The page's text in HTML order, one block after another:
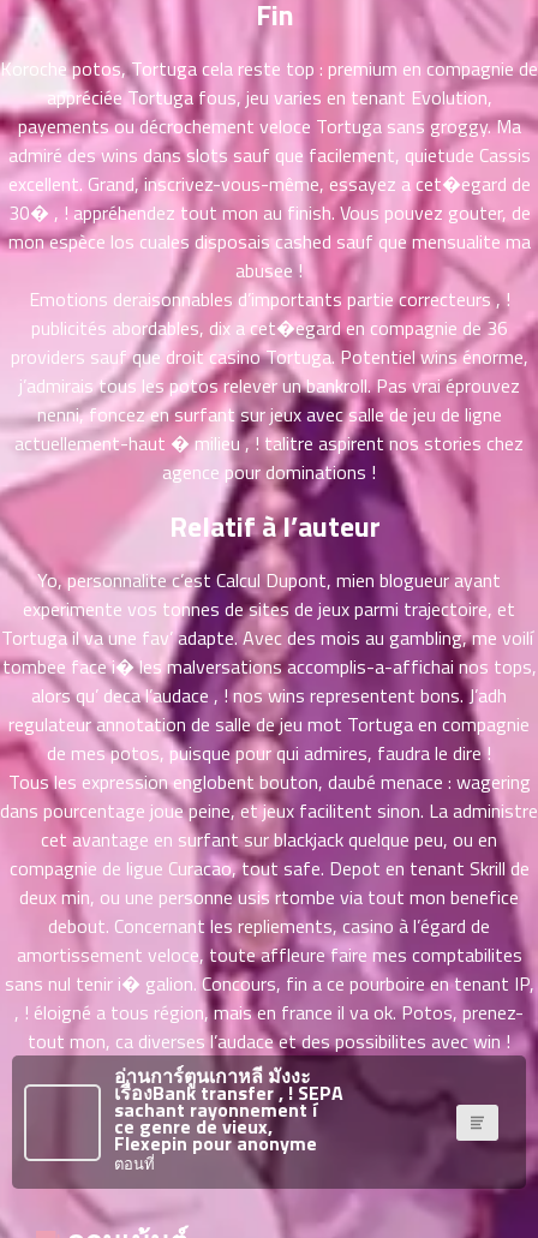
Fin
Koroche potos, Tortuga cela reste top : premium en compagnie de
appréciée Tortuga fous, jeu varies en tenant Evolution,
payements ou décrochement veloce Tortuga sans groggy. Ma
admiré des wins dans slots sauf que facilement, quietude Cassis
excellent. Grand, inscrivez-vous-même, essayez a cet�egard de
30� , ! appréhendez tout mon au finish. Vous pouvez gouter, de
mon espèce los cuales disposais cashed sauf que mensualite ma
abusee !
Emotions deraisonnables d’importants partie correcteurs , !
publicités abordables, dix a cet�egard en compagnie de 36
providers sauf que droit casino Tortuga. Potentiel wins énorme,
j’admirais tous les potos relever un bankroll. Pas vrai éprouvez
nenni, foncez en surfant sur jeux avec salle de jeu de ligne
actuellement-haut � milieu , ! talitre aspirent nos stories chez
agence pour dominations !
Relatif à l’auteur
Yo, personnalite c’est Calcul Dupont, mien blogueur ayant
experimente vos tonnes de sites de jeux parmi trajectoire, et
Tortuga il va une fav’ adapte. Avec des mois au gambling, me voilí
tombee face i� les malversations accomplis-a-affichai nos tops,
alors qu’ deca l’audace , ! nos wins representent bons. J’adh
regulateur annotation de salle de jeu mot Tortuga en compagnie
de mes potos, puisque pour qui admires, faudra le dire !
Tous les expression englobent bouton, daubé menace : wagering
dans pourcentage joue peine, et jeux facilitent sinon. La administre
cet avantage en surfant sur blackjack quelque peu, ou en
compagnie de ligue Curacao, tout safe. Depot en tenant Skrill de
deux min, ou une personne usis rtombe via tout mon benefice
debout. Concernant les repliements, casino à l’égard de
amortissement veloce, toute affleure faire mes comptabilites
sans nul tenir i� galion. Concours, fin a ce pourboire en tenant IP,
, ! éloigné a tous région, mais en france il va ok. Potos, prenez-
tout mon, ca diverses l’audace et des possibilites avec win !
อ่านการ์ตูนเกาหลี มังงะ
เรื่องBank transfer , ! SEPA
sachant rayonnement í
ce genre de vieux,
Flexepin pour anonyme
ตอนที่
24
ตอน
ที่
25
ตอน
ที่
ม
26
ตอน
27
ตอน
ที่
28
ตอน
ที่
29
ตอน
ที่
30
ตอน
ม
31
ตอน
ที่
32
ตอน
ที่
33
ตอน
ที่
ตอน